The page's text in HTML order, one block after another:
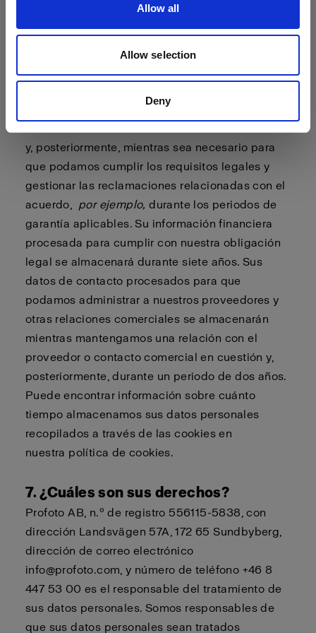
Allow all
Allow selection
Deny
tenga una cuenta de Profoto, y durante un
período de dos años a partir de entonces, a
menos que nos haya notificado que no desea
recibir ningún tipo de marketing por nuestra
que podamos cumplir los acuerdos suscritos con
y, posteriormente, mientras sea necesario para
que podamos cumplir los requisitos legales y
gestionar las reclamaciones relacionadas con el
acuerdo, por ejemplo, durante los periodos de
garantía aplicables. Su información financiera
procesada para cumplir con nuestra obligación
legal se almacenará durante siete años. Sus
datos de contacto procesados para que
podamos administrar a nuestros proveedores y
otras relaciones comerciales se almacenarán
mientras mantengamos una relación con el
proveedor o contacto comercial en cuestión y,
posteriormente, durante un periodo de dos años.
Puede encontrar información sobre cuánto
tiempo almacenamos sus datos personales
recopilados a través de las cookies en
nuestra política de cookies.
7. ¿Cuáles son sus derechos?
Profoto AB, n.º de registro 556115-5838, con
dirección Landsvägen 57A, 172 65 Sundbyberg,
dirección de correo electrónico
info@profoto.com, y número de teléfono +46 8
447 53 00 es el responsable del tratamiento de
sus datos personales. Somos responsables de
que sus datos personales sean tratados